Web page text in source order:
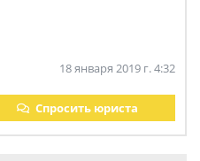
18 января 2019 г. 4:32
Спросить юриста